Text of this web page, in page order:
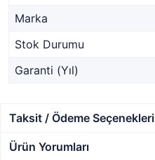
Marka
Stok Durumu
Garanti (Yıl)
Taksit / Ödeme Seçenekleri
Ürün Yorumları